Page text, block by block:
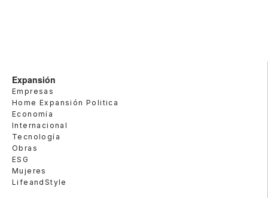
Expansión
Empresas
Home Expansión Politica
Economía
Internacional
Tecnología
Obras
ESG
Mujeres
LifeandStyle